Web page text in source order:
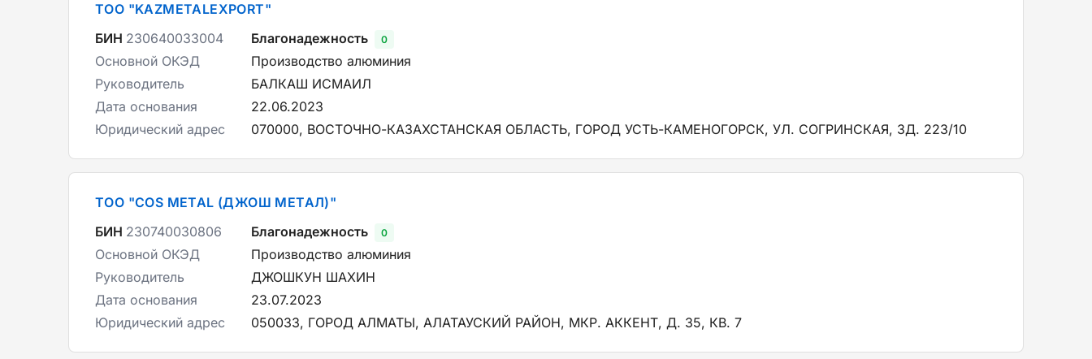
ТОО "KAZMETALEXPORT"
БИН 230640033004 Благонадежность 0
Основной ОКЭД
Производство алюминия
Руководитель
БАЛКАШ ИСМАИЛ
Дата основания
22.06.2023
Юридический адрес
070000, ВОСТОЧНО-КАЗАХСТАНСКАЯ ОБЛАСТЬ, ГОРОД УСТЬ-КАМЕНОГОРСК, УЛ. СОГРИНСКАЯ, ЗД. 223/10
ТОО "COS METAL (ДЖОШ МЕТАЛ)"
БИН 230740030806 Благонадежность 0
Основной ОКЭД
Производство алюминия
Руководитель
ДЖОШКУН ШАХИН
Дата основания
23.07.2023
Юридический адрес
050033, ГОРОД АЛМАТЫ, АЛАТАУСКИЙ РАЙОН, МКР. АККЕНТ, Д. 35, КВ. 7